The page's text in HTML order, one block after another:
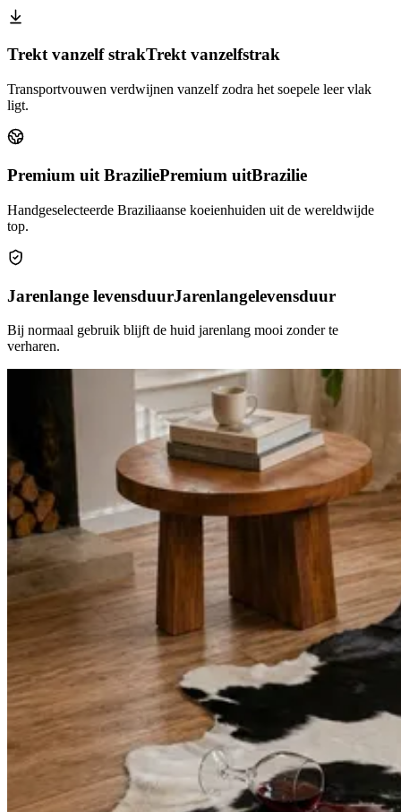
Trekt vanzelf strakTrekt vanzelfstrak
Transportvouwen verdwijnen vanzelf zodra het soepele leer vlak
ligt.
Premium uit BraziliePremium uitBrazilie
Handgeselecteerde Braziliaanse koeienhuiden uit de wereldwijde
top.
Jarenlange levensduurJarenlangelevensduur
Bij normaal gebruik blijft de huid jarenlang mooi zonder te
verharen.